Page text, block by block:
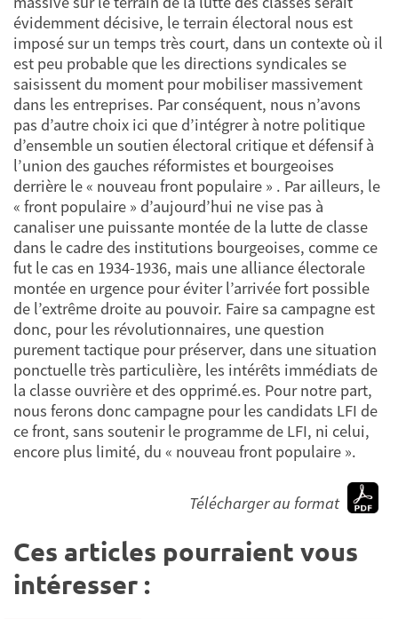
évidemment décisive, le terrain électoral nous est
imposé sur un temps très court, dans un contexte où il
est peu probable que les directions syndicales se
saisissent du moment pour mobiliser massivement
dans les entreprises. Par conséquent, nous n’avons
pas d’autre choix ici que d’intégrer à notre politique
d’ensemble un soutien électoral critique et défensif à
l’union des gauches réformistes et bourgeoises
derrière le « nouveau front populaire » . Par ailleurs, le
« front populaire » d’aujourd’hui ne vise pas à
canaliser une puissante montée de la lutte de classe
dans le cadre des institutions bourgeoises, comme ce
fut le cas en 1934-1936, mais une alliance électorale
montée en urgence pour éviter l’arrivée fort possible
de l’extrême droite au pouvoir. Faire sa campagne est
donc, pour les révolutionnaires, une question
purement tactique pour préserver, dans une situation
ponctuelle très particulière, les intérêts immédiats de
la classe ouvrière et des opprimé.es. Pour notre part,
nous ferons donc campagne pour les candidats LFI de
ce front, sans soutenir le programme de LFI, ni celui,
encore plus limité, du « nouveau front populaire ».
Télécharger au format
Ces articles pourraient vous
intéresser :